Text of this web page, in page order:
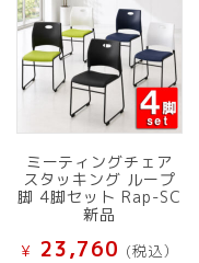
ミーティングチェア
スタッキング ループ
脚 4脚セット Rap-SC
新品
¥ 23,760 (税込）